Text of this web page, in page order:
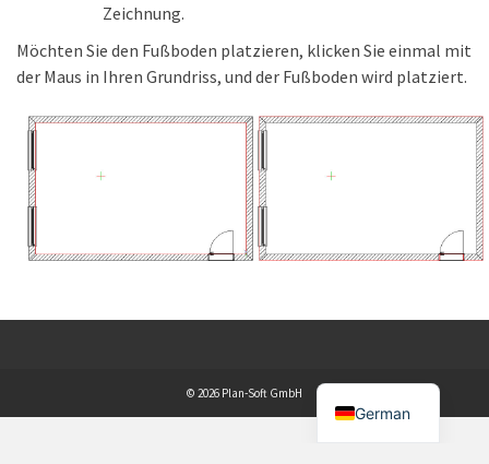
Zeichnung.
Möchten Sie den Fußboden platzieren, klicken Sie einmal mit
der Maus in Ihren Grundriss, und der Fußboden wird platziert.
© 2026 Plan-Soft GmbH
German